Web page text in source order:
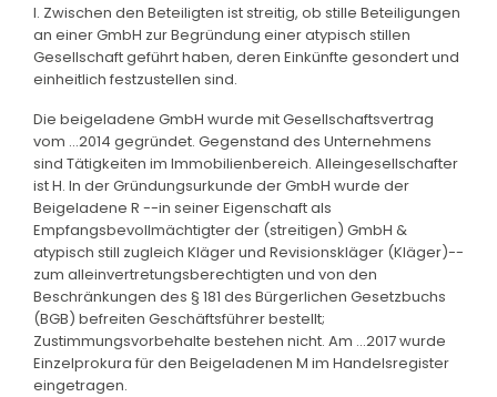
I. Zwischen den Beteiligten ist streitig, ob stille Beteiligungen
an einer GmbH zur Begründung einer atypisch stillen
Gesellschaft geführt haben, deren Einkünfte gesondert und
einheitlich festzustellen sind.
Die beigeladene GmbH wurde mit Gesellschaftsvertrag
vom ...2014 gegründet. Gegenstand des Unternehmens
sind Tätigkeiten im Immobilienbereich. Alleingesellschafter
ist H. In der Gründungsurkunde der GmbH wurde der
Beigeladene R --in seiner Eigenschaft als
Empfangsbevollmächtigter der (streitigen) GmbH &
atypisch still zugleich Kläger und Revisionskläger (Kläger)--
zum alleinvertretungsberechtigten und von den
Beschränkungen des § 181 des Bürgerlichen Gesetzbuchs
(BGB) befreiten Geschäftsführer bestellt;
Zustimmungsvorbehalte bestehen nicht. Am ...2017 wurde
Einzelprokura für den Beigeladenen M im Handelsregister
eingetragen.